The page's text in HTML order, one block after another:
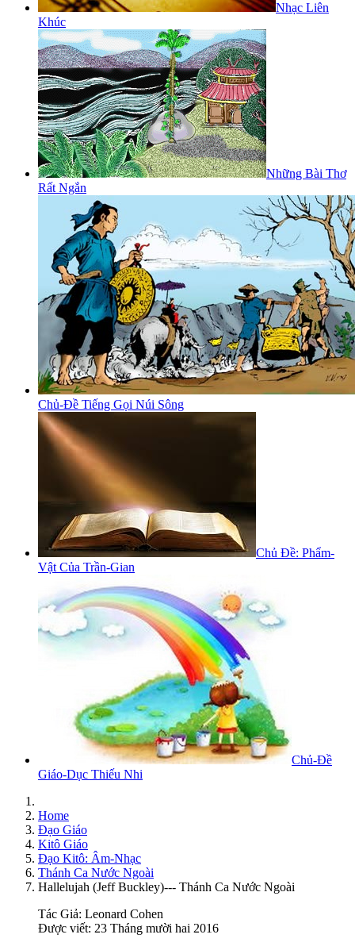
Nhạc Liên
Khúc
Những Bài Thơ
Rất Ngắn
Chủ-Đề Tiếng Gọi Núi Sông
Chủ Đề: Phẩm-
Vật Của Trần-Gian
Chủ-Đề
Giáo-Dục Thiếu Nhi
Home
Đạo Giáo
Kitô Giáo
Đạo Kitô: Âm-Nhạc
Thánh Ca Nước Ngoài
Hallelujah (Jeff Buckley)--- Thánh Ca Nước Ngoài
Tác Giả: Leonard Cohen
Được viết: 23 Tháng mười hai 2016